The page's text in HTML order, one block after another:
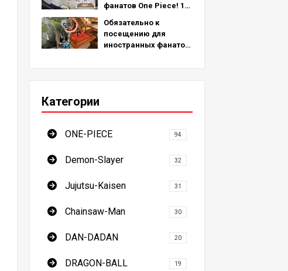
фанатов One Piece! 10
паломничества,
вдохновленных
реальными местами
Обязательно к
посещению для
иностранных фанатов!
обязательных для
Японии
Категории
ONE-PIECE 94
Demon-Slayer 32
Jujutsu-Kaisen 31
Chainsaw-Man 30
DAN-DADAN 20
DRAGON-BALL 19